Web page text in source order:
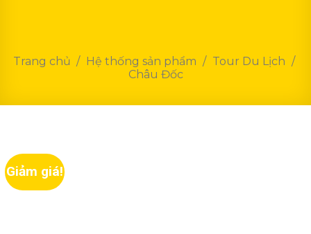
Trang chủ / Hệ thống sản phẩm / Tour Du Lịch /
Châu Đốc
Giảm giá!